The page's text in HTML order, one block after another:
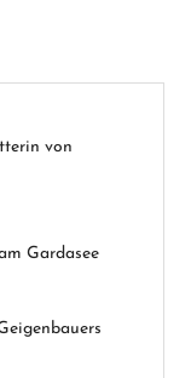
von
Gardasee